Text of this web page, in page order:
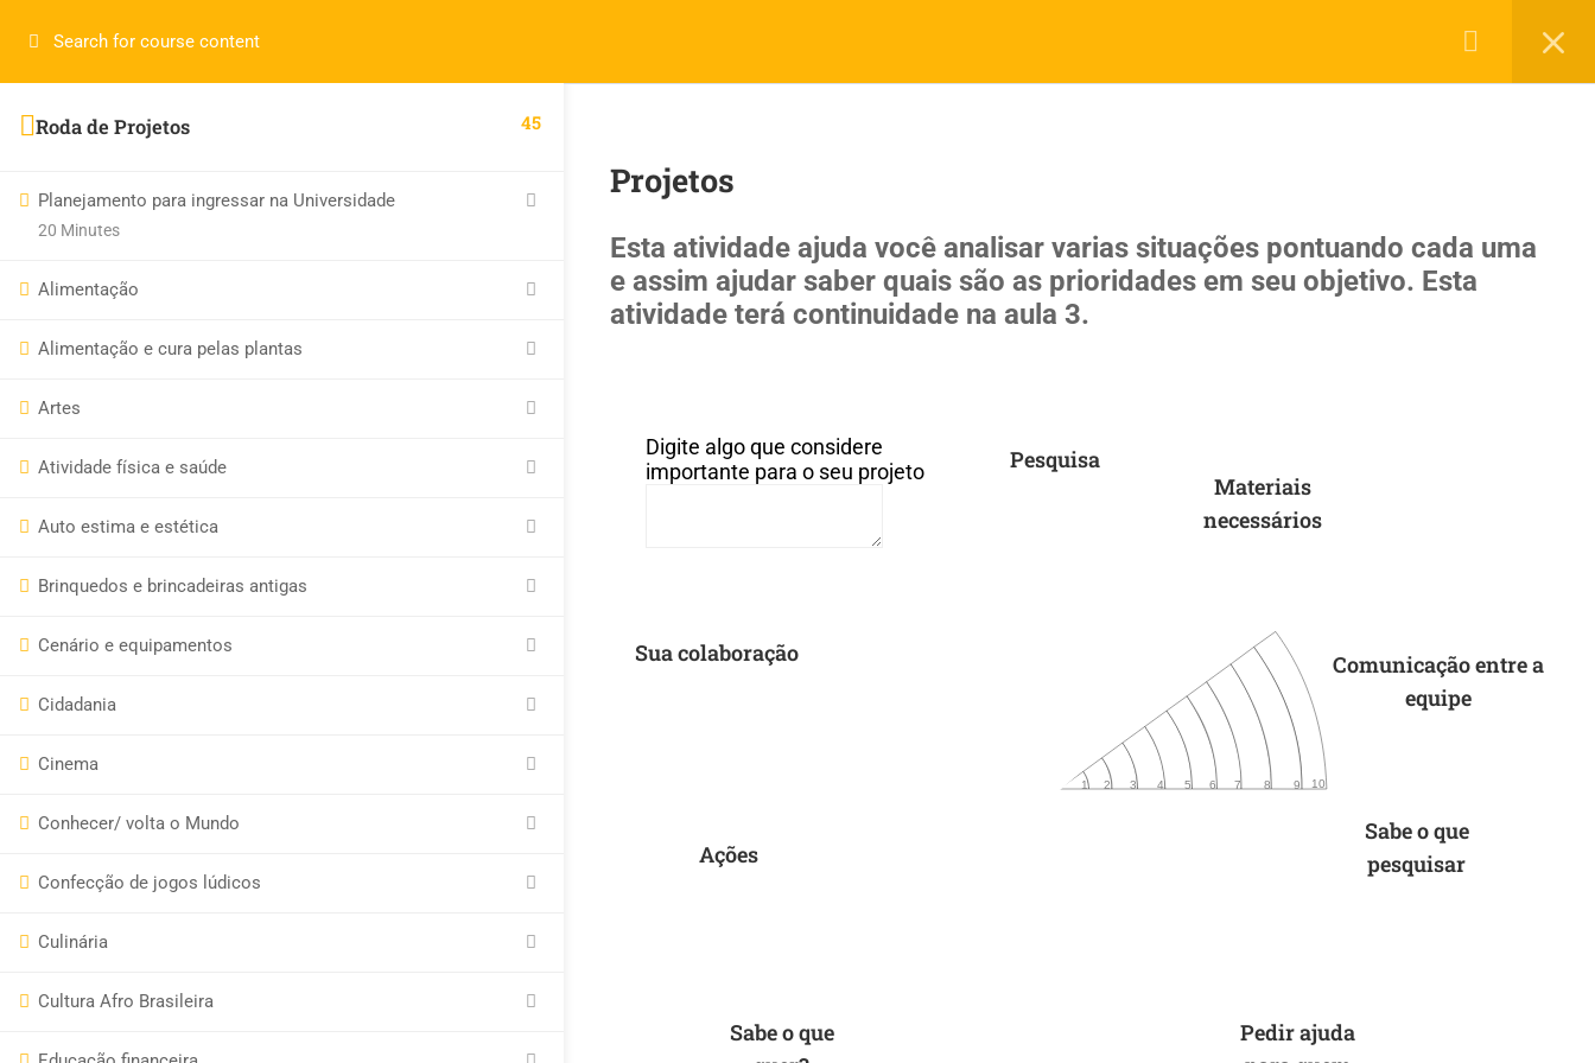
Login
Roda de Projetos 45
Planejamento para ingressar na Universidade
20 Minutes
Alimentação
Alimentação e cura pelas plantas
Artes
Atividade física e saúde
Auto estima e estética
Brinquedos e brincadeiras antigas
Cenário e equipamentos
Cidadania
Cinema
Conhecer/ volta o Mundo
Confecção de jogos lúdicos
Culinária
Cultura Afro Brasileira
Projetos
Esta atividade ajuda você analisar varias situações pontuando cada uma
e assim ajudar saber quais são as prioridades em seu objetivo. Esta
atividade terá continuidade na aula 3.
Digite algo que considere
importante para o seu projeto
9
8
7
6
5
4
3
2
1 10
Pesquisa
Materiais
necessários
Comunicação entre a
equipe
Sabe o que
pesquisar
Pedir ajuda
Sabe o que
Ações
Sua colaboração
Call the modal with data-remodal-id="modal"